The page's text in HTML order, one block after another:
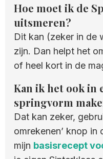
Hoe moet ik de
uitsmeren?
Dit kan (zeker in de
zijn. Dan helpt het
of heel kort in de
Kan ik het ook in
springvorm
Dat kan zeker,
omrekenen’ knop
mijn basisrecept